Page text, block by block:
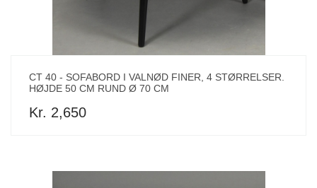
CT 40 - SOFABORD I VALNØD FINER, 4 STØRRELSER.
HØJDE 50 CM RUND Ø 70 CM
Kr. 2,650